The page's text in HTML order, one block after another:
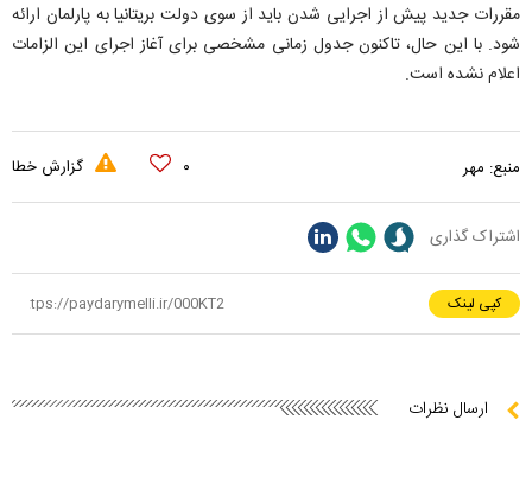
مقررات جدید پیش از اجرایی شدن باید از سوی دولت بریتانیا به پارلمان ارائه
شود. با این حال، تاکنون جدول زمانی مشخصی برای آغاز اجرای این الزامات
اعلام نشده است.
منبع: مهر ۰ گزارش خطا
اشتراک گذاری
کپی لینک
ارسال نظرات